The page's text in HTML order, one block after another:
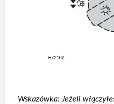
Wskazówka: Jeżeli